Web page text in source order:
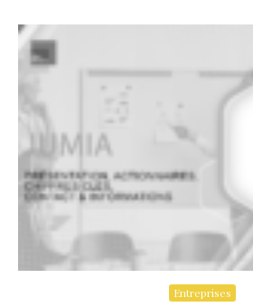
Entreprises